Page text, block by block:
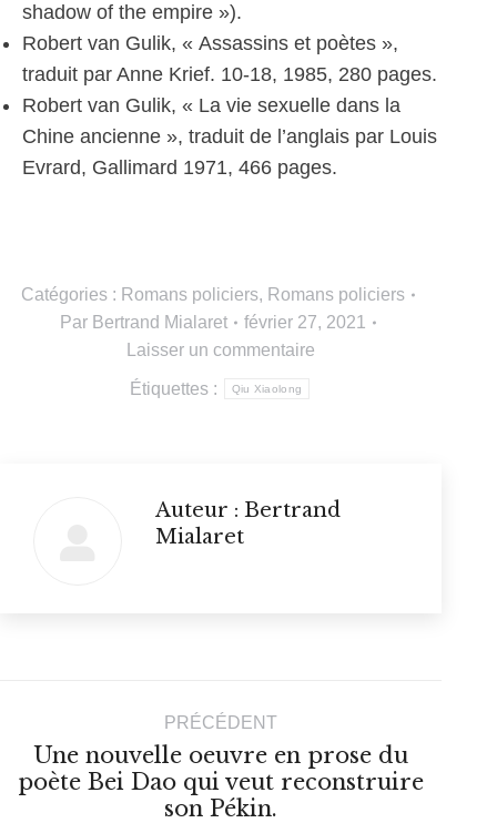
shadow of the empire »).
Robert van Gulik, « Assassins et poètes »,
traduit par Anne Krief. 10-18, 1985, 280 pages.
Robert van Gulik, « La vie sexuelle dans la
Chine ancienne », traduit de l’anglais par Louis
Evrard, Gallimard 1971, 466 pages.
Catégories : Romans policiers, Romans policiers
Par Bertrand Mialaret
février 27, 2021
Laisser un commentaire
Étiquettes : Qiu Xiaolong
Auteur : Bertrand
Mialaret
Navigation
article
PRÉCÉDENT
Article
précédent
Une nouvelle oeuvre en prose du
poète Bei Dao qui veut reconstruire
son Pékin.